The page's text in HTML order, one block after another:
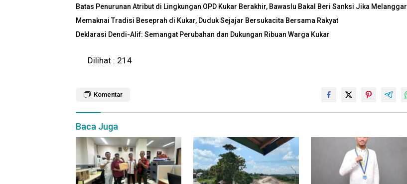
Batas Penurunan Atribut di Lingkungan OPD Kukar Berakhir, Bawaslu Bakal Beri Sanksi Jika Melanggar
Memaknai Tradisi Beseprah di Kukar, Duduk Sejajar Bersukacita Bersama Rakyat
Deklarasi Dendi-Alif: Semangat Perubahan dan Dukungan Ribuan Warga Kukar
Dilihat : 214
Komentar
Baca Juga